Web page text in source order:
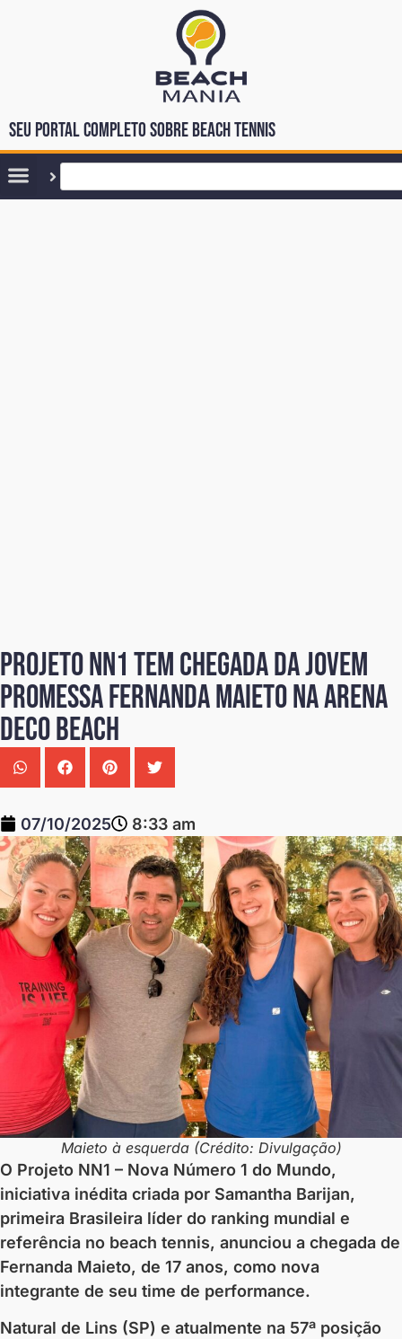
Seu portal completo sobre Beach Tennis
Projeto NN1 tem chegada da jovem
promessa Fernanda Maieto na Arena
Deco Beach
07/10/2025 8:33 am
Maieto à esquerda (Crédito: Divulgação)
O Projeto NN1 – Nova Número 1 do Mundo,
iniciativa inédita criada por Samantha Barijan,
primeira Brasileira líder do ranking mundial e
referência no beach tennis, anunciou a chegada de
Fernanda Maieto, de 17 anos, como nova
integrante de seu time de performance.
Natural de Lins (SP) e atualmente na 57ª posição